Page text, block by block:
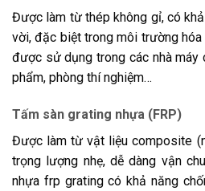
Được làm từ thép không gỉ, có
vời, đặc biệt trong môi trường
được sử dụng trong các nhà máy
phẩm, phòng thí nghiệm…
Tấm sàn grating nhựa (FRP)
Được làm từ vật liệu composite
trọng lượng nhẹ, dễ dàng vận
nhựa frp grating có khả năng